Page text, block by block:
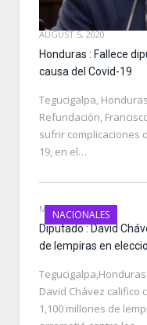
AUGUST 5, 2020
Honduras : Fallece
causa del Covid-19
Tegucigalpa,
Refundación,
sufrir complicaciones
19, en el…
NACIONALES
MAY 21, 2020
Diputado : David
de lempiras en
David Chávez califico
1,100 millones de